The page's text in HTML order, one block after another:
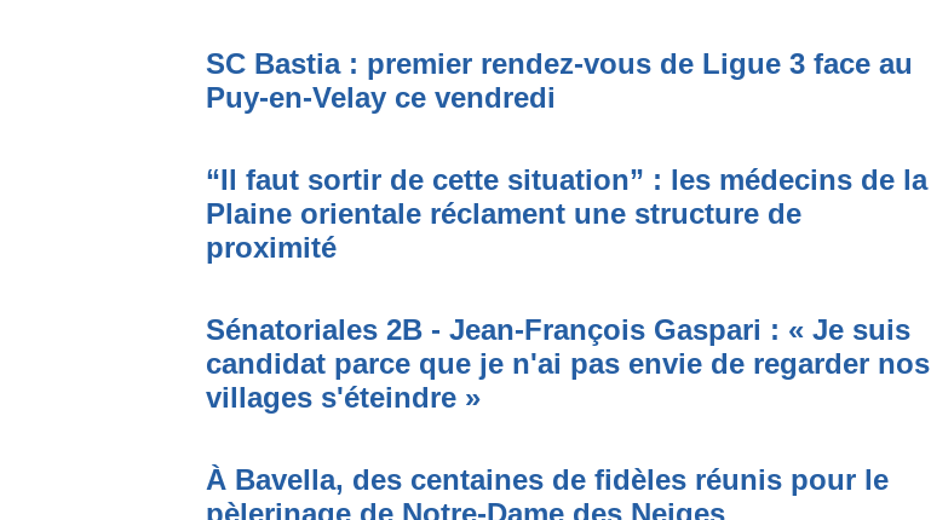
SC Bastia : premier rendez-vous de Ligue 3 face au
Puy-en-Velay ce vendredi
“Il faut sortir de cette situation” : les médecins de la
Plaine orientale réclament une structure de
proximité
Sénatoriales 2B - Jean-François Gaspari : « Je suis
candidat parce que je n'ai pas envie de regarder nos
villages s'éteindre »
À Bavella, des centaines de fidèles réunis pour le
pèlerinage de Notre-Dame des Neiges